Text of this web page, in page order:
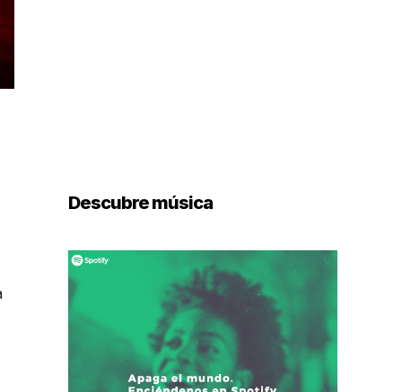
Descubre música